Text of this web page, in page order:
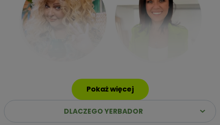
Pokaż więcej
DLACZEGO YERBADOR